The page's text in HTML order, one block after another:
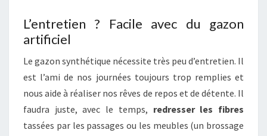
L’entretien ? Facile avec du gazon
artificiel
Le gazon synthétique nécessite très peu d’entretien. Il
est l’ami de nos journées toujours trop remplies et
nous aide à réaliser nos rêves de repos et de détente. Il
faudra juste, avec le temps, redresser les fibres
tassées par les passages ou les meubles (un brossage